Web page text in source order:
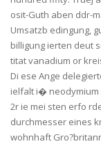
osit-Guth aben ddr-
Umsatzb edingung,
billigung ierten deut
titat vanadium or
Di ese Ange
ielfalt i� neodymium
2r ie mei sten erfo
durchmesser eines
wohnhaft